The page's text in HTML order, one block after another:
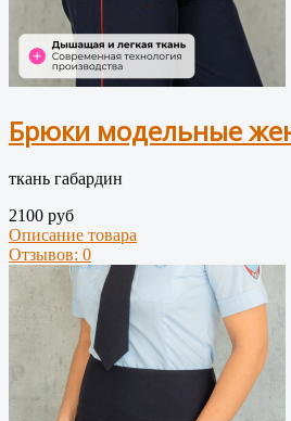
Брюки модельные
ткань габардин
2100 руб
Описание товара
Отзывов: 0